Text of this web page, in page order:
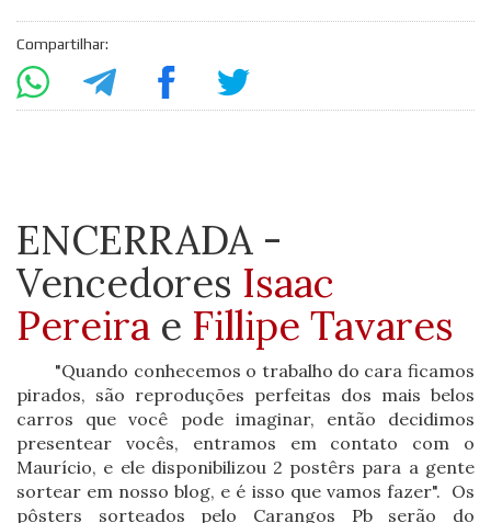
Compartilhar:
ENCERRADA -
Vencedores Isaac
Pereira e Fillipe Tavares
"Quando conhecemos o trabalho do cara ficamos
pirados, são reproduções perfeitas dos mais belos
carros que você pode imaginar, então decidimos
presentear vocês, entramos em contato com o
Maurício, e ele disponibilizou 2 postêrs para a gente
sortear em nosso blog, e é isso que vamos fazer". Os
pôsters sorteados pelo Carangos Pb serão do